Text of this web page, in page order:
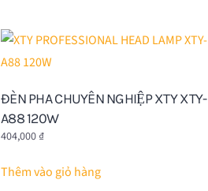
ĐÈN PHA CHUYÊN NGHIỆP XTY XTY-
A88 120W
404,000 ₫
Thêm vào giỏ hàng